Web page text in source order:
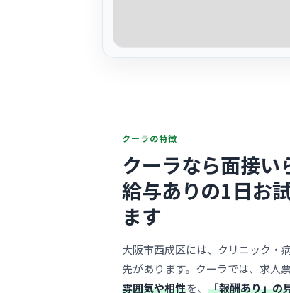
クーラの特徴
クーラなら面接い
給与ありの1日お
ます
大阪市西成区には、クリニック・
先があります。クーラでは、求人
雰囲気や相性を、 「報酬あり」の